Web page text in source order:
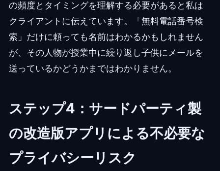
の頻度とタイミングを理解する必要があると私は
クライアントに伝えています。「無料電話番号検
索」だけに頼っても名前はわかるかもしれません
が、その人物が授業中に繰り返し子供にメールを
送っているかどうかまではわかりません。
ステップ4：サードパーティ製
の改造版アプリによる不必要な
プライバシーリスク